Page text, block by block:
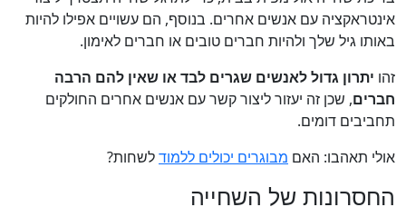
אינטראקציה עם אנשים אחרים. בנוסף, הם עשויים אפילו להיות
באותו גיל שלך ולהיות חברים טובים או חברים לאימון.
זהו יתרון גדול לאנשים שגרים לבד או שאין להם הרבה
חברים, שכן זה יעזור ליצור קשר עם אנשים אחרים החולקים
תחביבים דומים.
אולי תאהבו: האם מבוגרים יכולים ללמודלשחות?
החסרונות של השחייה